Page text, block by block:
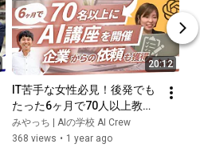
20:12
IT苦手な女性必見！後発でも
たった6ヶ月で70人以上教え
るAI講師になった秘訣【AI
Crew実績者対談】
みやっち | AIの学校 AI Crew
368 views • 1 year ago